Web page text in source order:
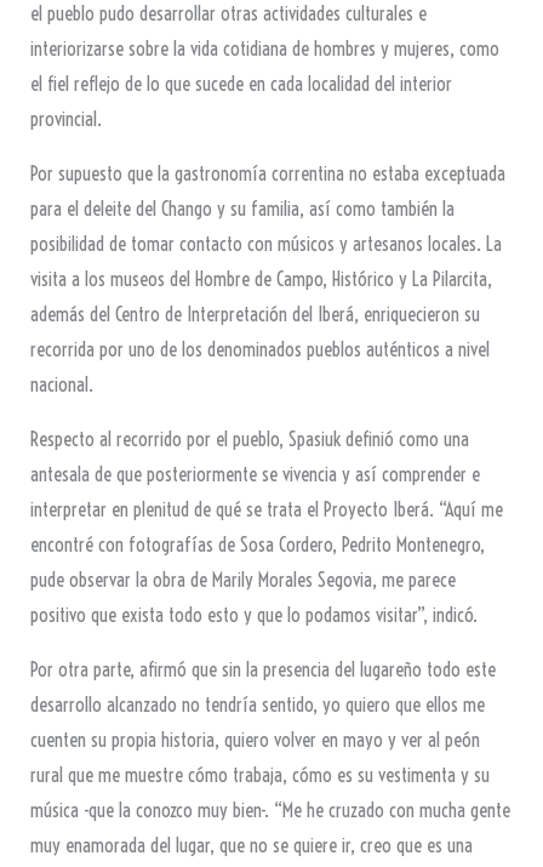
el pueblo pudo desarrollar otras actividades culturales e
interiorizarse sobre la vida cotidiana de hombres y mujeres, como
el fiel reflejo de lo que sucede en cada localidad del interior
provincial.
Por supuesto que la gastronomía correntina no estaba exceptuada
para el deleite del Chango y su familia, así como también la
posibilidad de tomar contacto con músicos y artesanos locales. La
visita a los museos del Hombre de Campo, Histórico y La Pilarcita,
además del Centro de Interpretación del Iberá, enriquecieron su
recorrida por uno de los denominados pueblos auténticos a nivel
nacional.
Respecto al recorrido por el pueblo, Spasiuk definió como una
antesala de que posteriormente se vivencia y así comprender e
interpretar en plenitud de qué se trata el Proyecto Iberá. “Aquí me
encontré con fotografías de Sosa Cordero, Pedrito Montenegro,
pude observar la obra de Marily Morales Segovia, me parece
positivo que exista todo esto y que lo podamos visitar”, indicó.
Por otra parte, afirmó que sin la presencia del lugareño todo este
desarrollo alcanzado no tendría sentido, yo quiero que ellos me
cuenten su propia historia, quiero volver en mayo y ver al peón
rural que me muestre cómo trabaja, cómo es su vestimenta y su
música -que la conozco muy bien-. “Me he cruzado con mucha gente
muy enamorada del lugar, que no se quiere ir, creo que es una